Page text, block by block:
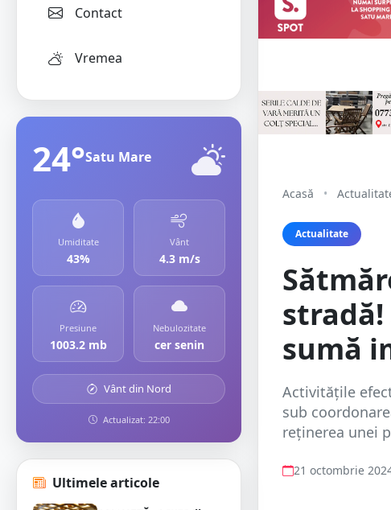
Contact
Vremea
24°Satu Mare
Umiditate
43%
Vânt
4.3 m/s
Presiune
1003.2 mb
Nebulozitate
cer senin
Vânt din Nord
Actualizat: 22:00
Ultimele articole
Acasă •
Actualitate
sumă
Activitățile
sub
reținerea unei
21 octombrie